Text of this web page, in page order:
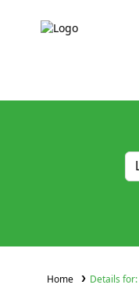
Home Details for: